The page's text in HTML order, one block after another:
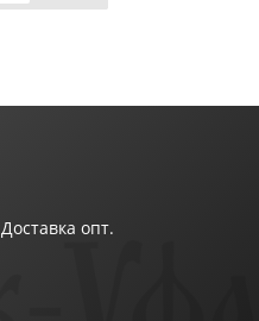
Доставка опт.